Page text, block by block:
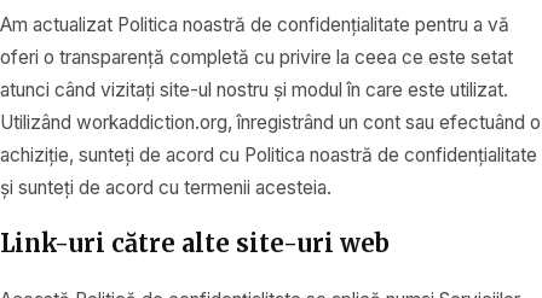
Am actualizat Politica noastră de confidențialitate pentru a vă
oferi o transparență completă cu privire la ceea ce este setat
atunci când vizitați site-ul nostru și modul în care este utilizat.
Utilizând workaddiction.org, înregistrând un cont sau efectuând o
achiziție, sunteți de acord cu Politica noastră de confidențialitate
și sunteți de acord cu termenii acesteia.
Link-uri către alte site-uri web